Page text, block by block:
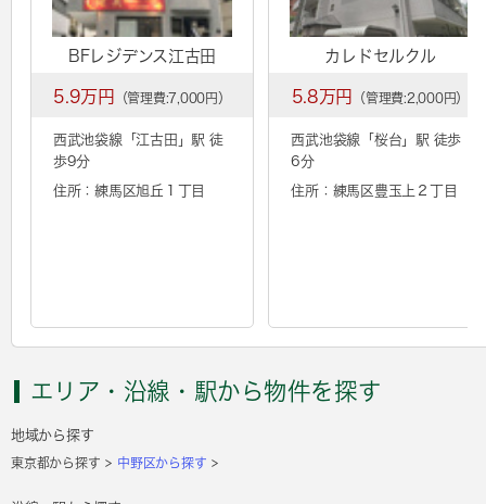
BFレジデンス江古田
5.9万円 （管理費:7,000円）
西武池袋線「江古田 」駅 徒
歩9分
住所：練馬区旭丘１丁目
カレドセルクル
5.8万円 （管理費:2,000円）
西武池袋線「 桜台 」駅 徒歩
6分
住所：練馬区豊玉上２丁目
エリア・沿線・駅から物件を探す
地域から探す
東京都から探す 中野区から探す